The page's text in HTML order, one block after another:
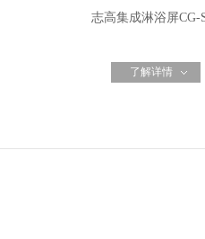
志高集成淋浴屏CG-
了解详情